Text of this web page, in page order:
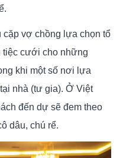
vợ chồng lựa chọn tổ
tiệc cưới cho những
khi một số nơi lựa
nhà (tư gia). Ở Việt
đến dự sẽ đem theo
dâu, chú rể.